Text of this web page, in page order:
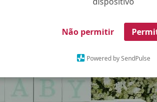
Não permitir
Powered by SendPulse